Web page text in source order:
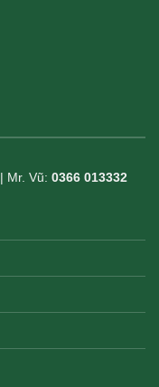
| Mr. Vũ: 0366 013332